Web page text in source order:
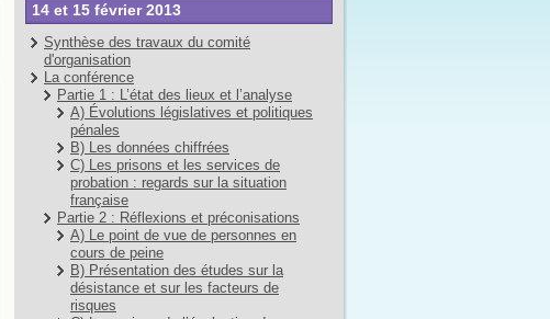
14 et 15 février 2013
Synthèse des travaux du comité
d'organisation
La conférence
Partie 1 : L’état des lieux et l’analyse
A) Évolutions législatives et politiques
pénales
B) Les données chiffrées
C) Les prisons et les services de
probation : regards sur la situation
française
Partie 2 : Réflexions et préconisations
A) Le point de vue de personnes en
cours de peine
B) Présentation des études sur la
désistance et sur les facteurs de
risques